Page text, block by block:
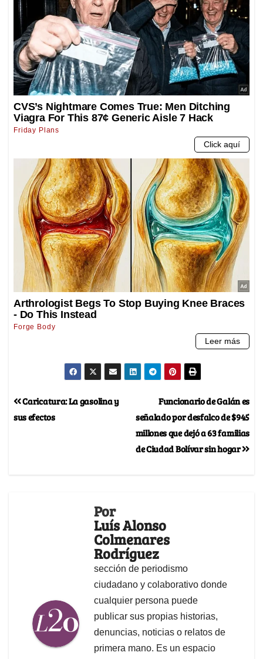
Funcionario de Galán es
señalado por desfalco de $945
millones que dejó a 63 familias
de Ciudad Bolívar sin hogar
Caricatura: La gasolina y
sus efectos
Por
Luís Alonso
Colmenares
Rodríguez
sección de periodismo
ciudadano y colaborativo donde
cualquier persona puede
publicar sus propias historias,
denuncias, noticias o relatos de
primera mano. Es un espacio